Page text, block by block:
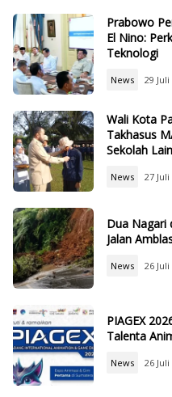
Prabowo
El Nino:
Teknologi
News 29 Juli
Wali Kota
Takhasus
Sekolah Lain
News 27 Juli
Dua Nagari
Jalan
News 26 Juli
PIAGEX
Talenta
News 26 Juli